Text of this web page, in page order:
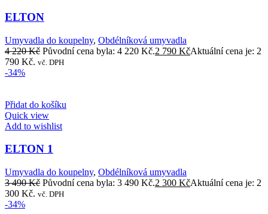
ELTON
Umyvadla do koupelny, Obdélníková umyvadla
4 220Kč Původní cena byla: 4 220 Kč.2 790 KčAktuální cena je: 2
790 Kč. vč. DPH
-34%
Přidat do košíku
Quick view
Add to wishlist
ELTON 1
Umyvadla do koupelny, Obdélníková umyvadla
3 490Kč Původní cena byla: 3 490 Kč.2 300 KčAktuální cena je: 2
300 Kč. vč. DPH
-34%